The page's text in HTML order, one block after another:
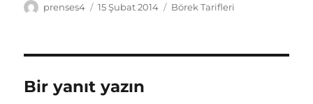
Yazar
prenses4
Yayın
15 Şubat 2014 Kategoriler
Börek Tarifleri
Bir yanıt yazın